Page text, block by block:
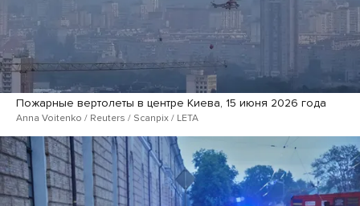
Пожарные вертолеты в центре Киева, 15 июня 2026 года
Anna Voitenko / Reuters / Scanpix / LETA